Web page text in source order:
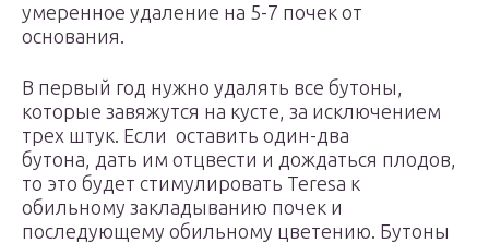
умеренное удаление на 5-7 почек от
основания.
В первый год нужно удалять все бутоны,
которые завяжутся на кусте, за исключением
трех штук. Если оставить один-два
бутона, дать им отцвести и дождаться плодов,
то это будет стимулировать Teresa к
обильному закладыванию почек и
последующему обильному цветению. Бутоны